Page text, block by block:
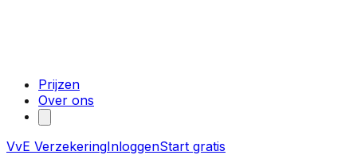
Prijzen
Over ons
VvE VerzekeringInloggenStart gratis